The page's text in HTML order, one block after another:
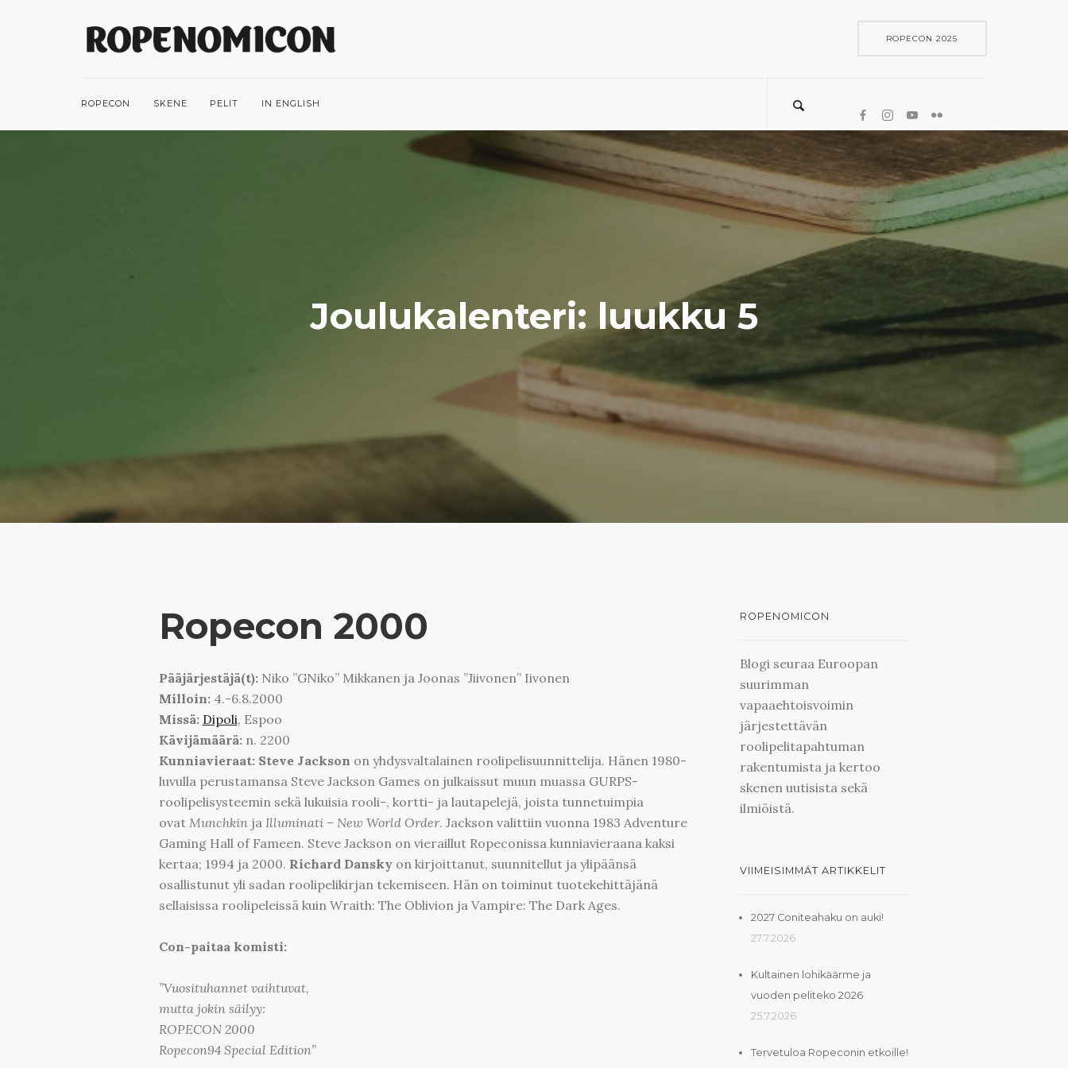
ROPECON 2025
ROPECON SKENE PELIT IN ENGLISH
Joulukalenteri: luukku 5
Ropecon 2000
Pääjärjestäjä(t):Niko ”GNiko” Mikkanen ja Joonas ”Jiivonen” Iivonen
Milloin:4.-6.8.2000
Missä: Dipoli, Espoo
Kävijämäärä: n. 2200
Kunniavieraat: Steve Jackson on yhdysvaltalainen roolipelisuunnittelija. Hänen 1980-
luvulla perustamansa Steve Jackson Games on julkaissut muun muassa GURPS-
roolipelisysteemin sekä lukuisia rooli-, kortti- ja lautapelejä, joista tunnetuimpia
ovat Munchkinja Illuminati – New World Order. Jackson valittiin vuonna 1983 Adventure
Gaming Hall of Fameen. Steve Jackson on vieraillut Ropeconissa kunniavieraana kaksi
kertaa; 1994 ja 2000. Richard Dansky on kirjoittanut, suunnitellut ja ylipäänsä
osallistunut yli sadan roolipelikirjan tekemiseen. Hän on toiminut tuotekehittäjänä
sellaisissa roolipeleissä kuin Wraith: The Oblivion ja Vampire: The Dark Ages.
Con-paitaa komisti:
”Vuosituhannet vaihtuvat,
mutta jokin säilyy:
ROPECON 2000
Ropecon94 Special Edition”
ROPENOMICON
Blogi seuraa Euroopan
suurimman
vapaaehtoisvoimin
järjestettävän
roolipelitapahtuman
rakentumista ja kertoo
skenen uutisista sekä
ilmiöistä.
VIIMEISIMMÄT ARTIKKELIT
2027 Coniteahaku on auki!
27.7.2026
Kultainen lohikäärme ja
vuoden peliteko 2026
25.7.2026
Tervetuloa Ropeconin etkoille!